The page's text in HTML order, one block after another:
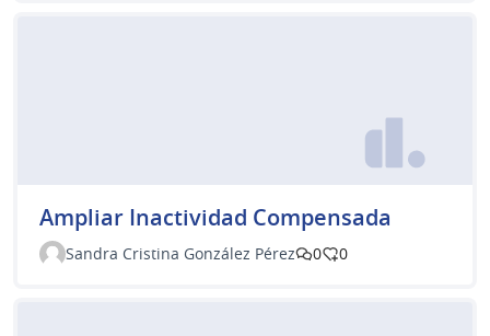
Ampliar Inactividad Compensada
Sandra Cristina González Pérez 0 0